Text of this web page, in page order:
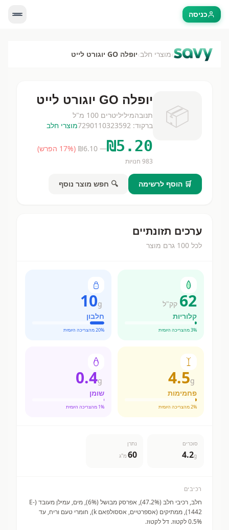
כניסה
›מוצרי חלב›יופלה GO יוגורט לייט
📦
יופלה GO יוגורט לייט
תנובהמיליליטרים 100 מ"ל
ברקוד: 7290110323592מוצרי חלב
₪5.20
— ₪
6.10
(
17% הפרש)
983 חנויות
🛒 הוסף לרשימה 🔍 חפש מוצר נוסף
ערכים תזונתיים
לכל 100 גרם מוצר
62 קק"ל
קלוריות
3% מהצריכה היומית
10g
חלבון
20% מהצריכה היומית
4.5g
פחמימות
2% מהצריכה היומית
0.4g
שומן
1% מהצריכה היומית
סוכרים
4.2g
נתרן
60 מ"ג
רכיבים
חלב, רכיבי חלב (47.2%), אפרסק מבושל (6%), מים, עמילן מעובד (E-
1442), ממתיקים (אספרטיים, אססולפאם k), חומרי טעם וריח, עד
0.5% לקטוז. דל לקטוז.